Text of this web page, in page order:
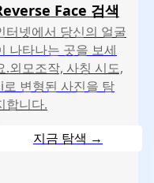
Face 검색
터넷에서 당신의 얼굴
나타나는 곳을 보세
.외모조작, 사칭 시도,
로 변형된 사진을 탐
합니다.
지금 탐색 →